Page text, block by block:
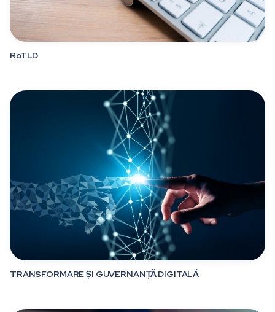
RoTLD
TRANSFORMARE ȘI GUVERNANȚĂ DIGITALĂ